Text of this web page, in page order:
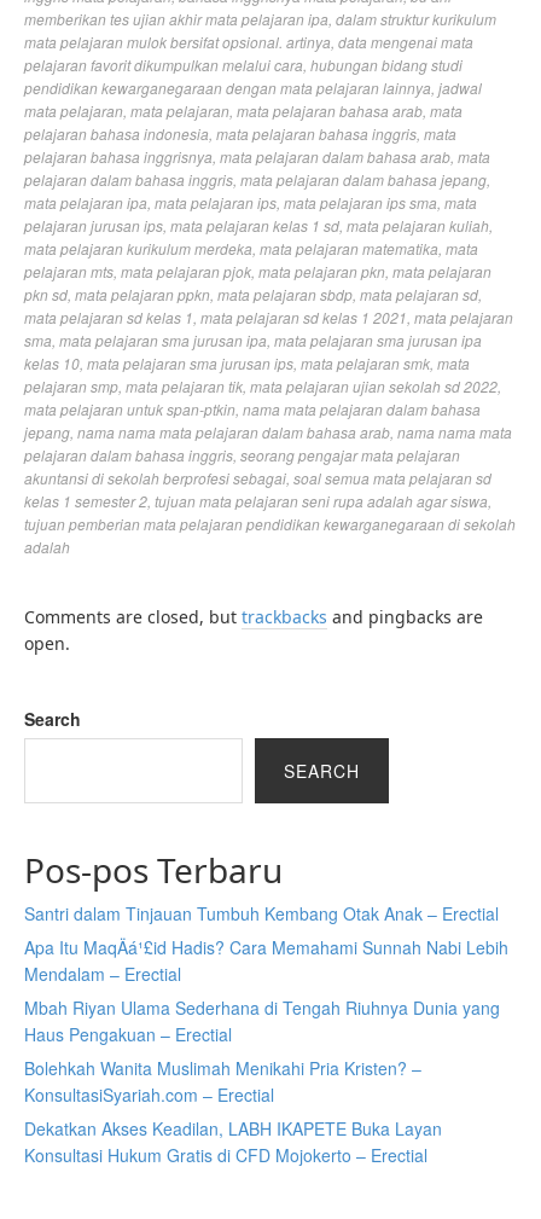
memberikan tes ujian akhir mata pelajaran ipa dalam struktur kurikulum
mata pelajaran mulok bersifat opsional. artinya data mengenai mata
pelajaran favorit dikumpulkan melalui cara hubungan bidang studi
pendidikan kewarganegaraan dengan mata pelajaran lainnya jadwal
mata pelajaran mata pelajaran mata pelajaran bahasa arab mata
pelajaran bahasa indonesia mata pelajaran bahasa inggris mata
pelajaran bahasa inggrisnya mata pelajaran dalam bahasa arab mata
pelajaran dalam bahasa inggris mata pelajaran dalam bahasa jepang
mata pelajaran ipa mata pelajaran ips mata pelajaran ips sma mata
pelajaran jurusan ips mata pelajaran kelas 1 sd mata pelajaran kuliah
mata pelajaran kurikulum merdeka mata pelajaran matematika mata
pelajaran mts mata pelajaran pjok mata pelajaran pkn mata pelajaran
pkn sd mata pelajaran ppkn mata pelajaran sbdp mata pelajaran sd
mata pelajaran sd kelas 1 mata pelajaran sd kelas 1 2021 mata pelajaran
sma mata pelajaran sma jurusan ipa mata pelajaran sma jurusan ipa
kelas 10 mata pelajaran sma jurusan ips mata pelajaran smk mata
pelajaran smp mata pelajaran tik mata pelajaran ujian sekolah sd 2022
mata pelajaran untuk span-ptkin nama mata pelajaran dalam bahasa
jepang nama nama mata pelajaran dalam bahasa arab nama nama mata
pelajaran dalam bahasa inggris seorang pengajar mata pelajaran
akuntansi di sekolah berprofesi sebagai soal semua mata pelajaran sd
kelas 1 semester 2 tujuan mata pelajaran seni rupa adalah agar siswa
tujuan pemberian mata pelajaran pendidikan kewarganegaraan di sekolah
adalah
Comments are closed, but trackbacks and pingbacks are
open.
Search
SEARCH
Pos-pos Terbaru
Santri dalam Tinjauan Tumbuh Kembang Otak Anak – Erectial
Apa Itu MaqÄá¹£id Hadis? Cara Memahami Sunnah Nabi Lebih
Mendalam – Erectial
Mbah Riyan Ulama Sederhana di Tengah Riuhnya Dunia yang
Haus Pengakuan – Erectial
Bolehkah Wanita Muslimah Menikahi Pria Kristen? –
KonsultasiSyariah.com – Erectial
Dekatkan Akses Keadilan, LABH IKAPETE Buka Layan
Konsultasi Hukum Gratis di CFD Mojokerto – Erectial